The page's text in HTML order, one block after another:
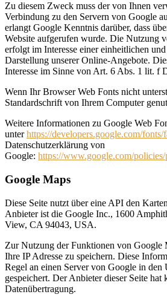
Zu diesem Zweck muss der von Ihnen
Verbindung zu den Servern von Google
erlangt Google Kenntnis darüber, dass
Website aufgerufen wurde. Die Nutzung
erfolgt im Interesse einer einheitlichen
Darstellung unserer Online-Angebote.
Interesse im Sinne von Art. 6 Abs. 1 lit. f
Wenn Ihr Browser Web Fonts nicht
Standardschrift von Ihrem Computer
Weitere Informationen zu Google Web
unterhttps://developers.google.com/fonts/
Datenschutzerklärung von
Google: https://www.google.com/
Google Maps
Diese Seite nutzt über eine API den
Anbieter ist die Google Inc., 1600
View, CA 94043, USA.
Zur Nutzung der Funktionen von Google
Ihre IP Adresse zu speichern. Diese
Regel an einen Server von Google in den
gespeichert. Der Anbieter dieser Seite hat
Datenübertragung.